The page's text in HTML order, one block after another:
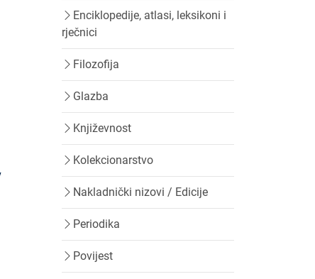
Enciklopedije, atlasi, leksikoni i
rječnici
Filozofija
Glazba
Književnost
Kolekcionarstvo
Nakladnički nizovi / Edicije
Periodika
Povijest